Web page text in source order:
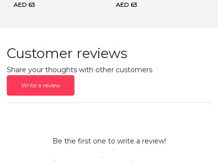
AED 63 AED 63
Customer reviews
Share your thoughts with other customers
Write a review
Be the first one to write a review!